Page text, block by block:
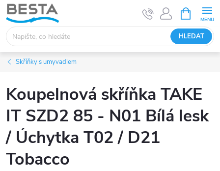
Přejít
na
obsah
HLEDAT
NÁKUPNÍ
KOŠÍK
Skříňky s umyvadlem
Koupelnová skříňka TAKE
IT SZD2 85 - N01 Bílá lesk
/ Úchytka T02 / D21
Tobacco